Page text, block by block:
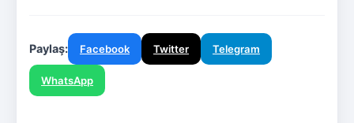
Paylaş: Facebook Twitter Telegram
WhatsApp